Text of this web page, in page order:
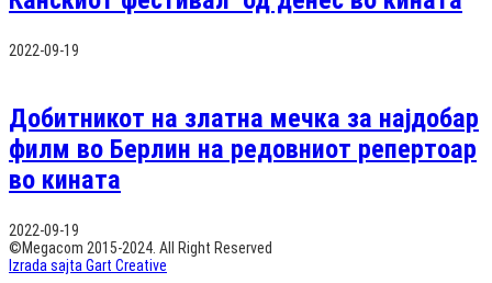
2022-09-19
Добитникот на златна мечка за најдобар
филм во Берлин на редовниот репертоар
во кината
2022-09-19
©Megacom 2015-2024. All Right Reserved
Izrada sajta Gart Creative